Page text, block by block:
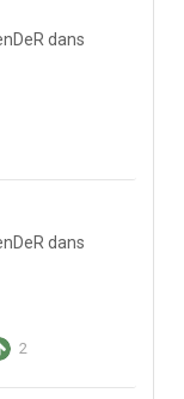
dans
dans
2